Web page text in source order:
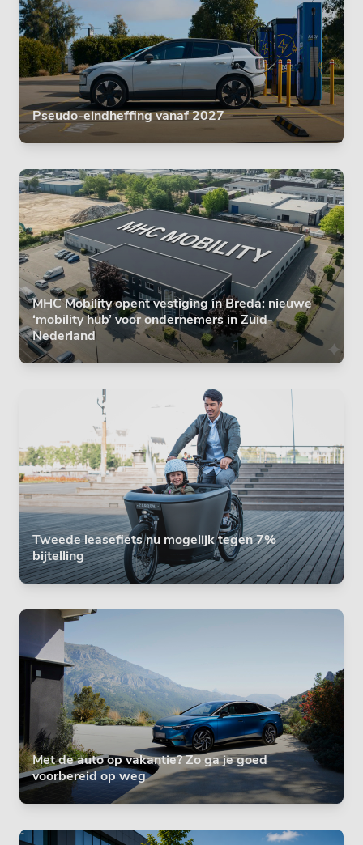
Pseudo-eindheffing vanaf 2027
MHC Mobility opent vestiging in Breda: nieuwe
‘mobility hub’ voor ondernemers in Zuid-
Nederland
Tweede leasefiets nu mogelijk tegen 7%
bijtelling
Met de auto op vakantie? Zo ga je goed
voorbereid op weg